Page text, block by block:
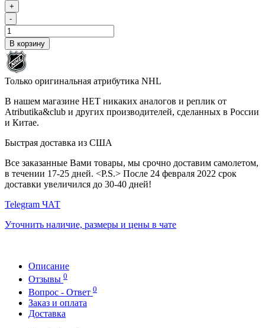
+
-
В корзину
Только оригинальная атрибутика NHL
В нашем магазине НЕТ никаких аналогов и реплик от
Atributika&club и других производителей, сделанных в России
и Китае.
Быстрая доставка из США
Все заказанные Вами товары, мы срочно доставим самолетом,
в течении 17-25 дней. <P.S.> После 24 февраля 2022 срок
доставки увеличился до 30-40 дней!
Telegram ЧАТ
Уточнить наличие, размеры и цены в чате
Описание
Отзывы 0
Вопрос - Ответ 0
Заказ и оплата
Доставка